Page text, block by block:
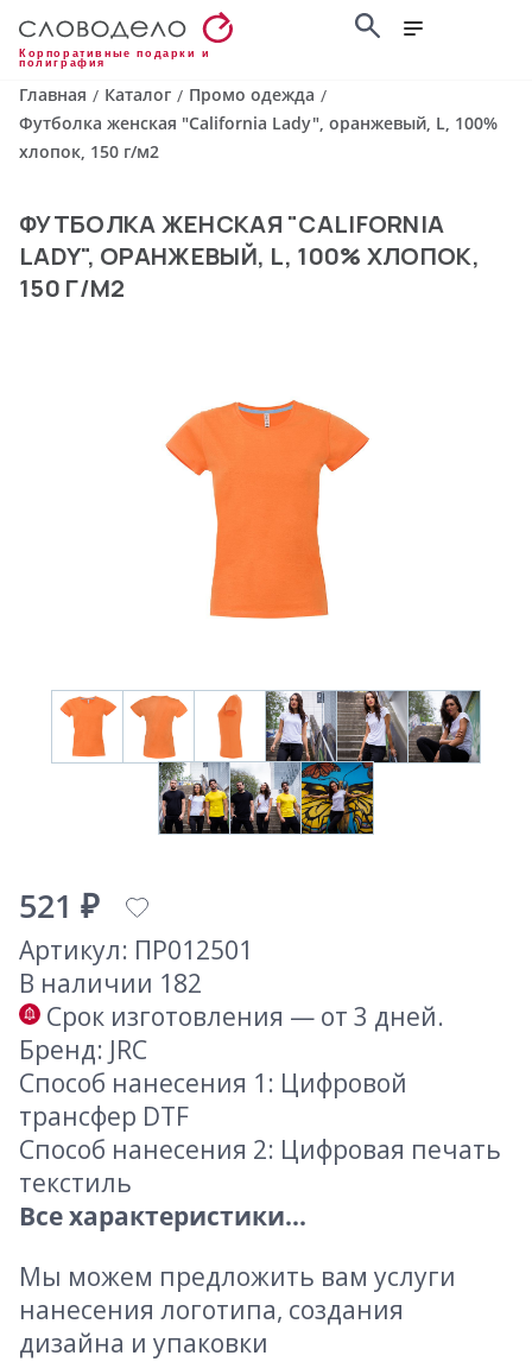
Корпоративные подарки и
полиграфия
Главная / Каталог / Промо одежда /
Футболка женская "California Lady", оранжевый, L, 100%
хлопок, 150 г/м2
ФУТБОЛКА ЖЕНСКАЯ "CALIFORNIA
LADY", ОРАНЖЕВЫЙ, L, 100% ХЛОПОК,
150 Г/М2
521 ₽
Артикул: ПР012501
В наличии 182
Срок изготовления — от 3 дней.
Бренд: JRC
Способ нанесения 1: Цифровой
трансфер DTF
Способ нанесения 2: Цифровая печать
текстиль
Все характеристики...
Мы можем предложить вам услуги
нанесения логотипа, создания
дизайна и упаковки